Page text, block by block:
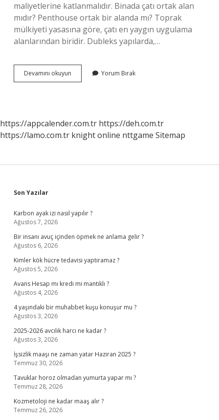
maliyetlerine katlanmalıdır. Binada çatı ortak alan
mıdır? Penthouse ortak bir alanda mı? Toprak
mülkiyeti yasasına göre, çatı en yaygın uygulama
alanlarından biridir. Dubleks yapılarda,…
Devamını okuyun
Kim
Yorum Bırak
https://appcalender.com.tr https://deh.com.tr
https://lamo.com.tr knight online nttgame Sitemap
Sidebar
Son Yazılar
Karbon ayak izi nasıl yapılır ?
Ağustos 7, 2026
Bir insanı avuç içinden öpmek ne anlama gelir ?
Ağustos 6, 2026
Kimler kök hücre tedavisi yaptıramaz ?
Ağustos 5, 2026
Avans Hesap mı kredi mi mantıklı ?
Ağustos 4, 2026
4 yaşındaki bir muhabbet kuşu konuşur mu ?
Ağustos 3, 2026
2025-2026 avcılık harcı ne kadar ?
Ağustos 3, 2026
İşsizlik maaşı ne zaman yatar Haziran 2025 ?
Temmuz 30, 2026
Tavuklar horoz olmadan yumurta yapar mı ?
Temmuz 28, 2026
Kozmetoloji ne kadar maaş alır ?
Temmuz 26, 2026